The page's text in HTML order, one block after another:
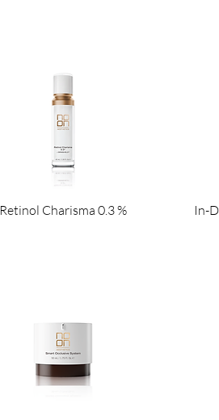
Retinol Charisma 0.3 % In-